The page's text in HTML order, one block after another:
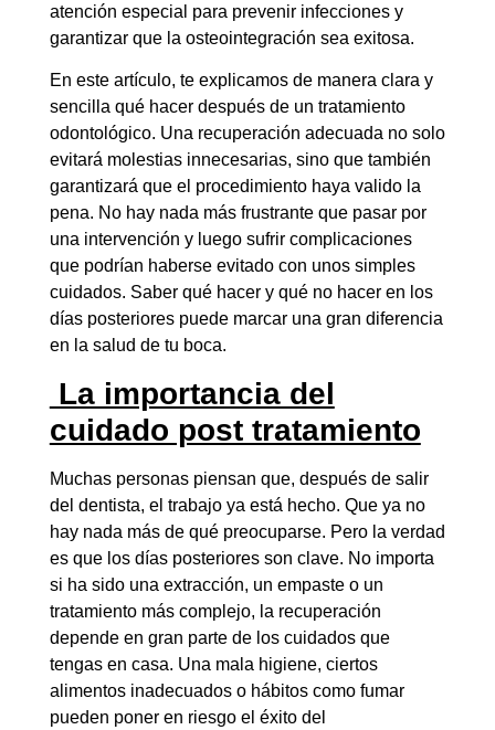
atención especial para prevenir infecciones y
garantizar que la osteointegración sea exitosa.
En este artículo, te explicamos de manera clara y
sencilla qué hacer después de un tratamiento
odontológico. Una recuperación adecuada no solo
evitará molestias innecesarias, sino que también
garantizará que el procedimiento haya valido la
pena. No hay nada más frustrante que pasar por
una intervención y luego sufrir complicaciones
que podrían haberse evitado con unos simples
cuidados. Saber qué hacer y qué no hacer en los
días posteriores puede marcar una gran diferencia
en la salud de tu boca.
La importancia del
cuidado post tratamiento
Muchas personas piensan que, después de salir
del dentista, el trabajo ya está hecho. Que ya no
hay nada más de qué preocuparse. Pero la verdad
es que los días posteriores son clave. No importa
si ha sido una extracción, un empaste o un
tratamiento más complejo, la recuperación
depende en gran parte de los cuidados que
tengas en casa. Una mala higiene, ciertos
alimentos inadecuados o hábitos como fumar
pueden poner en riesgo el éxito del